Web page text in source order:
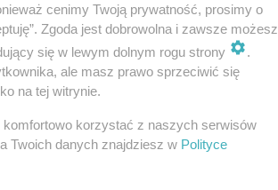
nazwiska
czyli
Prawa i
robić i kto
cenimy Twoją prywatność, prosimy o
Zgoda jest dobrowolna i zawsze możesz
się w lewym dolnym rogu strony
.
ale masz prawo sprzeciwić się
na tej witrynie.
komfortowo korzystać z naszych serwisów
Twoich danych znajdziesz w Polityce